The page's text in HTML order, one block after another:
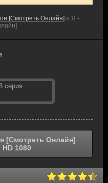
[Смотреть Онлайн] » Я -
[Смотреть Онлайн]
1080